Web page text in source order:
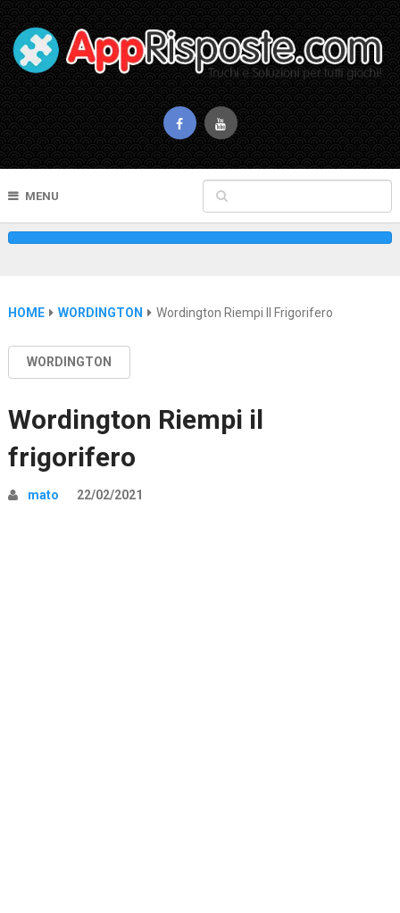
MENU
HOME WORDINGTON Wordington Riempi Il Frigorifero
WORDINGTON
Wordington Riempi il
frigorifero
mato 22/02/2021